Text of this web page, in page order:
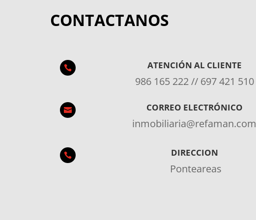
CONTACTANOS
 ATENCIÓN AL CLIENTE
986 165 222 // 697 421 510
 CORREO ELECTRÓNICO
inmobiliaria@refaman.com
 DIRECCION
Ponteareas